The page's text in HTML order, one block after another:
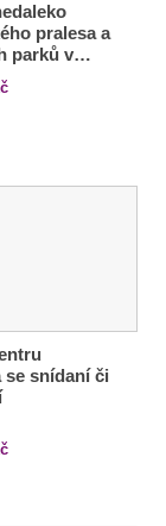
pralesa a
parků v…
se snídaní či